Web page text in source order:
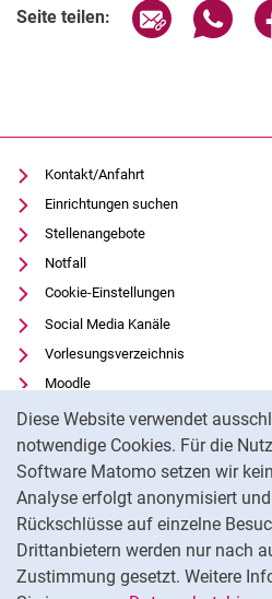
Diese Website verwendet
notwendige Cookies. Für die
Software Matomo setzen wir
Analyse erfolgt anonymisiert
Rückschlüsse auf einzelne
Drittanbietern werden nur nach
Zustimmung gesetzt. Weitere
Seite teilen: Seite über
Kontakt/Anfahrt
Einrichtungen suchen
Stellenangebote
Notfall
Cookie-Einstellungen
Social Media Kanäle
Vorlesungsverzeichnis
Moodle
Panopto
Universitätsbibliothek
Datenschutz
Barrierefreiheit
Transparenter KI-Einsatz